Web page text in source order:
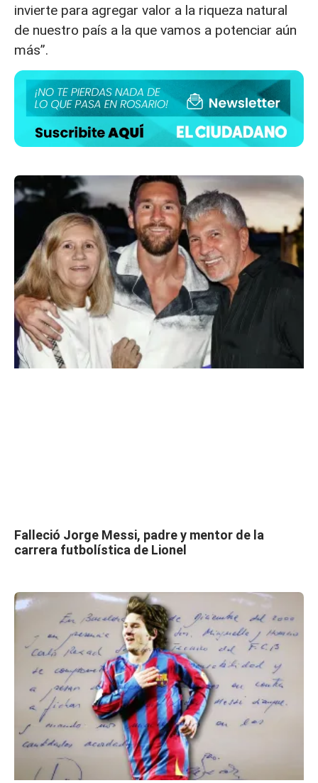
invierte para agregar valor a la riqueza natural
de nuestro país a la que vamos a potenciar aún
más”.
Falleció Jorge Messi, padre y mentor de la
carrera futbolística de Lionel